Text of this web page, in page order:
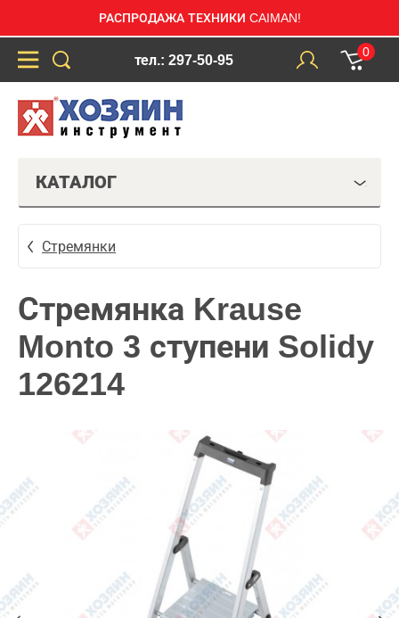
РАСПРОДАЖА ТЕХНИКИ CAIMAN!
тел.: 297-50-95
0
КАТАЛОГ
Стремянки
Стремянка Krause
Monto 3 ступени Solidy
126214